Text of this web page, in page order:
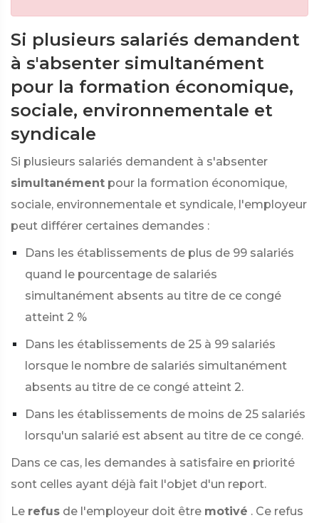
Si plusieurs salariés demandent
à s'absenter simultanément
pour la formation économique,
sociale, environnementale et
syndicale
Si plusieurs salariés demandent à s'absenter
simultanément pour la formation économique,
sociale, environnementale et syndicale, l'employeur
peut différer certaines demandes :
Dans les établissements de plus de 99 salariés
quand le pourcentage de salariés
simultanément absents au titre de ce congé
atteint 2 %
Dans les établissements de 25 à 99 salariés
lorsque le nombre de salariés simultanément
absents au titre de ce congé atteint 2.
Dans les établissements de moins de 25 salariés
lorsqu'un salarié est absent au titre de ce congé.
Dans ce cas, les demandes à satisfaire en priorité
sont celles ayant déjà fait l'objet d'un report.
Le refus de l'employeur doit être motivé . Ce refus